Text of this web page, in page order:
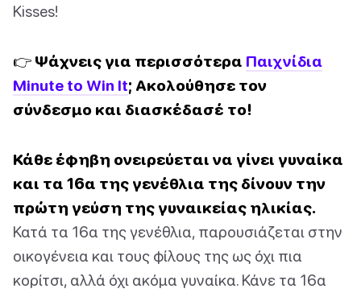
Kisses!
👉 Ψάχνεις για περισσότερα Παιχνίδια
Minute to Win It; Ακολούθησε τον
σύνδεσμο και διασκέδασέ το!
Κάθε έφηβη ονειρεύεται να γίνει γυναίκα
και τα 16α της γενέθλια της δίνουν την
πρώτη γεύση της γυναικείας ηλικίας.
Κατά τα 16α της γενέθλια, παρουσιάζεται στην
οικογένεια και τους φίλους της ως όχι πια
κορίτσι, αλλά όχι ακόμα γυναίκα. Κάνε τα 16α